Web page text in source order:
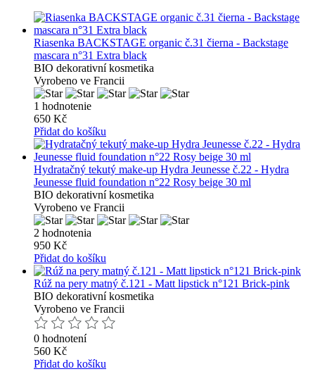
Riasenka BACKSTAGE organic č.31 čierna - Backstage
mascara n°31 Extra black
BIO dekorativní kosmetika
Vyrobeno ve Francii
1 hodnotenie
650 Kč
Přidat do košíku
Hydratačný tekutý make-up Hydra Jeunesse č.22 - Hydra
Jeunesse fluid foundation n°22 Rosy beige 30 ml
BIO dekorativní kosmetika
Vyrobeno ve Francii
2 hodnotenia
950 Kč
Přidat do košíku
Rúž na pery matný č.121 - Matt lipstick n°121 Brick-pink
BIO dekorativní kosmetika
Vyrobeno ve Francii
0 hodnotení
560 Kč
Přidat do košíku